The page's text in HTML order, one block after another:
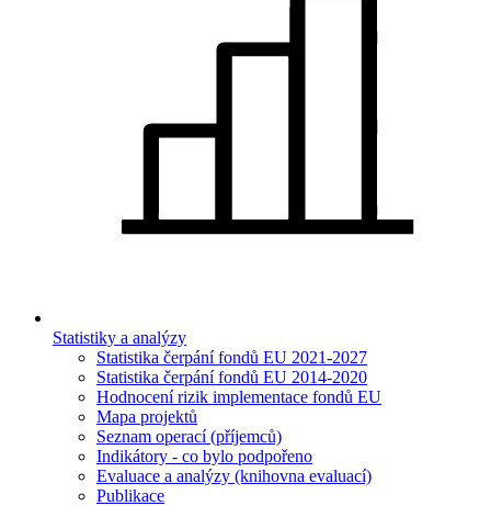
Statistiky a analýzy
Statistika čerpání fondů EU 2021-2027
Statistika čerpání fondů EU 2014-2020
Hodnocení rizik implementace fondů EU
Mapa projektů
Seznam operací (příjemců)
Indikátory - co bylo podpořeno
Evaluace a analýzy (knihovna evaluací)
Publikace